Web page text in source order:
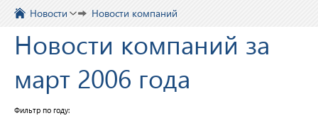
Новости Новости компаний
Новости компаний за
март 2006 года
Фильтр по году: